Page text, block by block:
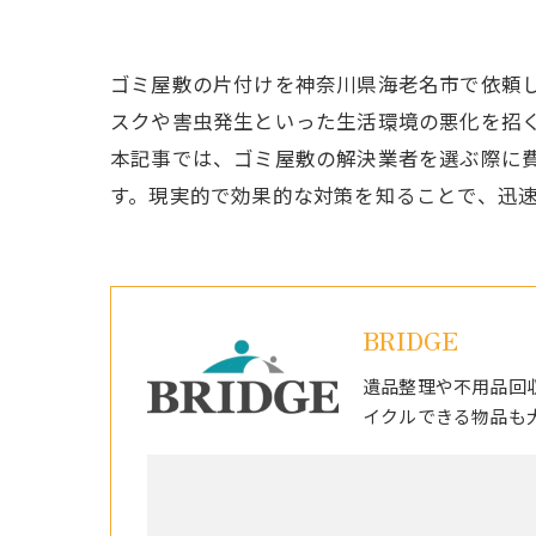
ゴミ屋敷の片付けを神奈川県海老名市で依
スクや害虫発生といった生活環境の悪化を
本記事では、ゴミ屋敷の解決業者を選ぶ際
す。現実的で効果的な対策を知ることで、迅
BRIDGE
遺品整理や不用品回
イクルできる物品も